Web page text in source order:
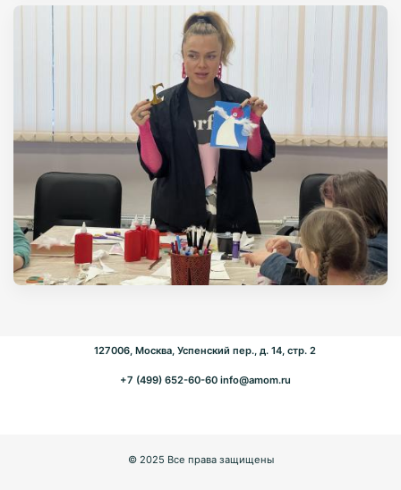
127006, Москва, Успенский пер., д. 14, стр. 2
+7 (499) 652-60-60 info@amom.ru
© 2025 Все права защищены